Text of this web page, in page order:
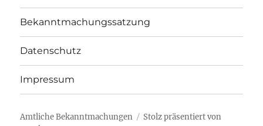
Bekanntmachungssatzung
Datenschutz
Impressum
Amtliche Bekanntmachungen
Stolz präsentiert von